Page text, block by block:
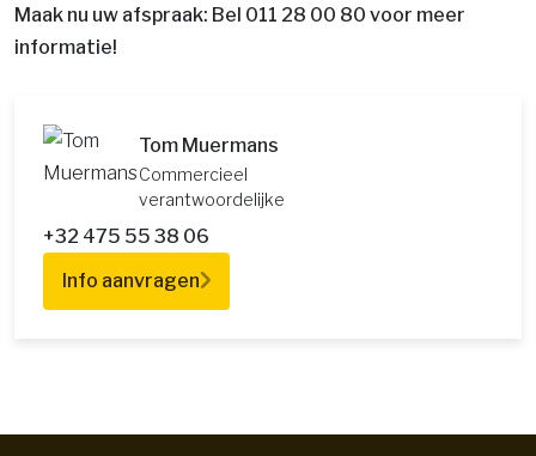
Maak nu uw afspraak: Bel 011 28 00 80 voor meer
informatie!
Tom Muermans
Commercieel
verantwoordelijke
+32 475 55 38 06
Info aanvragen